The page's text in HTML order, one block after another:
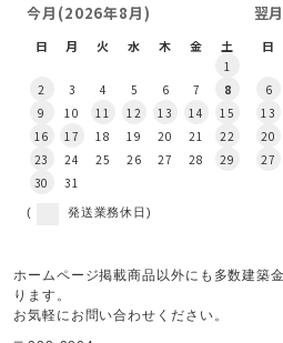
今月(2026年8月)
日 月 火 水 木 金 土
1
2
3 4 5 6 7
8
9
10 11 12 13 14
15
16
17 18 19 20 21
22
23
24 25 26 27 28
29
30
31
翌
日
6
13
20
27
( 発送業務休日)
ホームページ掲載商品以外にも多数建築
ります。
お気軽にお問い合わせください。